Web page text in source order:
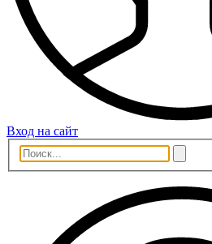
Вход на сайт